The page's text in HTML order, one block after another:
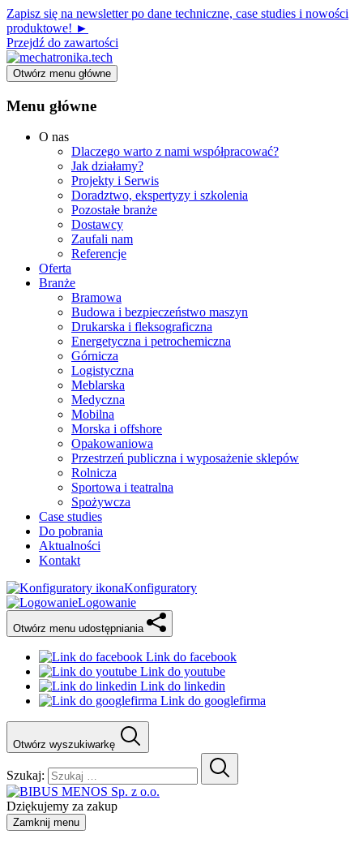
Zapisz się na newsletter po dane techniczne, case studies i nowości
produktowe! ►
Przejdź do zawartości
Otwórz menu główne
Menu główne
O nas
Dlaczego warto z nami współpracować?
Jak działamy?
Projekty i Serwis
Doradztwo, ekspertyzy i szkolenia
Pozostałe branże
Dostawcy
Zaufali nam
Referencje
Oferta
Branże
Bramowa
Budowa i bezpieczeństwo maszyn
Drukarska i fleksograficzna
Energetyczna i petrochemiczna
Górnicza
Logistyczna
Meblarska
Medyczna
Mobilna
Morska i offshore
Opakowaniowa
Przestrzeń publiczna i wyposażenie sklepów
Rolnicza
Sportowa i teatralna
Spożywcza
Case studies
Do pobrania
Aktualności
Kontakt
Konfiguratory
Logowanie
Otwórz menu udostępniania
Link do facebook
Link do youtube
Link do linkedin
Link do googlefirma
Otwórz wyszukiwarkę
Szukaj:
Dziękujemy za zakup
Zamknij menu